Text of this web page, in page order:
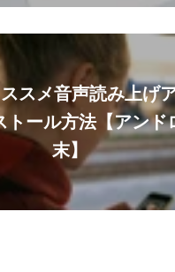
スメ音声読み上げ
トール方法【アンド
末】